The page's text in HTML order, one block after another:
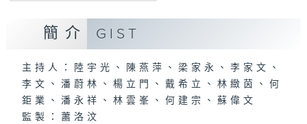
簡介 GIST
主持人：陸宇光、陳燕萍、梁家永、李家文、
李文、潘蔚林、楊立門、戴希立、林緻茵、何
鉅業、潘永祥、林雲峯、何建宗、蘇偉文
監製：蕭洛汶